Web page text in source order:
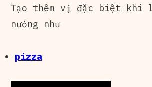
Tạo thêm vị đặc biệt khi
nướng như
pizza